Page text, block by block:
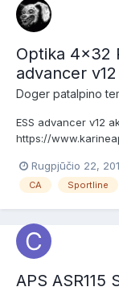
Optika 4x32
advancer
Doger patalpino
ESS advancer v12
https://
EUR Optika 4x32
pašvietimu.
Rugpjūčio 22,
CA Sportline
APS ASR115